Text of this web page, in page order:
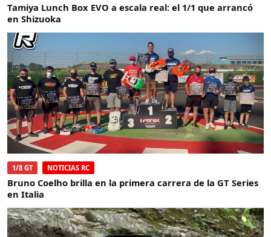
Tamiya Lunch Box EVO a escala real: el 1/1 que arrancó
en Shizuoka
1/8 GT NOTICIAS RC
Bruno Coelho brilla en la primera carrera de la GT Series
en Italia